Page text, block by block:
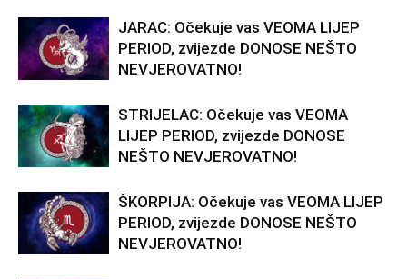
JARAC: Očekuje vas VEOMA LIJEP
PERIOD, zvijezde DONOSE NEŠTO
NEVJEROVATNO!
STRIJELAC: Očekuje vas VEOMA
LIJEP PERIOD, zvijezde DONOSE
NEŠTO NEVJEROVATNO!
ŠKORPIJA: Očekuje vas VEOMA LIJEP
PERIOD, zvijezde DONOSE NEŠTO
NEVJEROVATNO!